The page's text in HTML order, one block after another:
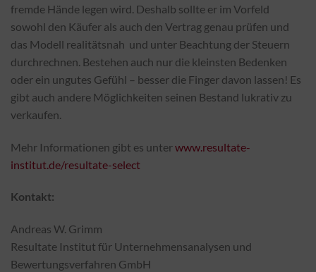
fremde Hände legen wird. Deshalb sollte er im Vorfeld
sowohl den Käufer als auch den Vertrag genau prüfen und
das Modell realitätsnah und unter Beachtung der Steuern
durchrechnen. Bestehen auch nur die kleinsten Bedenken
oder ein ungutes Gefühl – besser die Finger davon lassen! Es
gibt auch andere Möglichkeiten seinen Bestand lukrativ zu
verkaufen.
Mehr Informationen gibt es unterwww.resultate-
institut.de/resultate-select
Kontakt:
Andreas W. Grimm
Resultate Institut für Unternehmensanalysen und
Bewertungsverfahren GmbH